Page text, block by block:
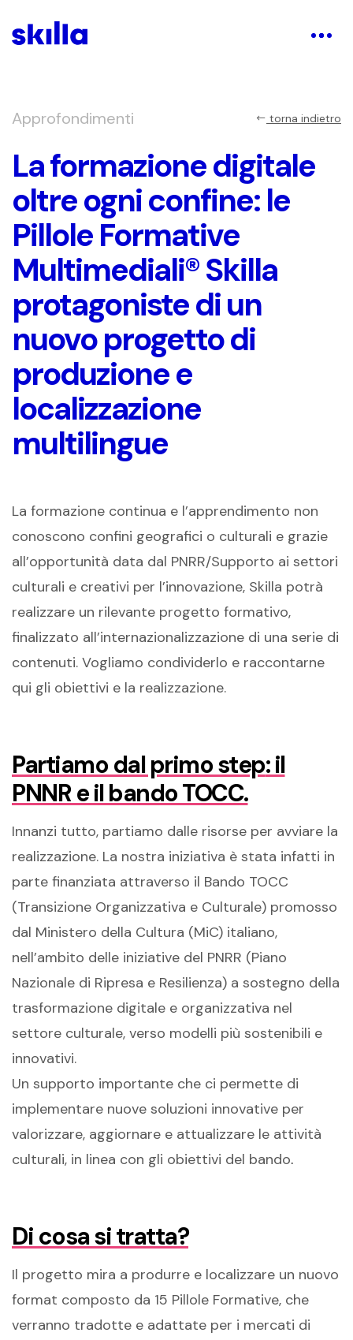
Approfondimenti torna indietro
La formazione digitale
oltre ogni confine: le
Pillole Formative
Multimediali® Skilla
protagoniste di un
nuovo progetto di
produzione e
localizzazione
multilingue
La formazione continua e l’apprendimento non
conoscono confini geografici o culturali e grazie
all’opportunità data dal PNRR/Supporto ai settori
culturali e creativi per l’innovazione, Skilla potrà
realizzare un rilevante progetto formativo,
finalizzato all’internazionalizzazione di una serie di
contenuti. Vogliamo condividerlo e raccontarne
qui gli obiettivi e la realizzazione.
Partiamo dal primo step: il
PNNR e il bando TOCC.
Innanzi tutto, partiamo dalle risorse per avviare la
realizzazione. La nostra iniziativa è stata infatti in
parte finanziata attraverso il Bando TOCC
(Transizione Organizzativa e Culturale) promosso
dal Ministero della Cultura (MiC) italiano,
nell’ambito delle iniziative del PNRR (Piano
Nazionale di Ripresa e Resilienza) a sostegno della
trasformazione digitale e organizzativa nel
settore culturale, verso modelli più sostenibili e
innovativi.
Un supporto importante che ci permette di
implementare nuove soluzioni innovative per
valorizzare, aggiornare e attualizzare le attività
culturali, in linea con gli obiettivi del bando.
Di cosa si tratta?
Il progetto mira a produrre e localizzare un nuovo
format composto da 15 Pillole Formative, che
verranno tradotte e adattate per i mercati di